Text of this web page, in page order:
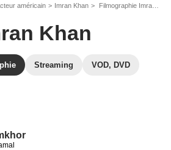
américain Imran Khan Filmographie Imran Khan
Khan
Streaming VOD, DVD